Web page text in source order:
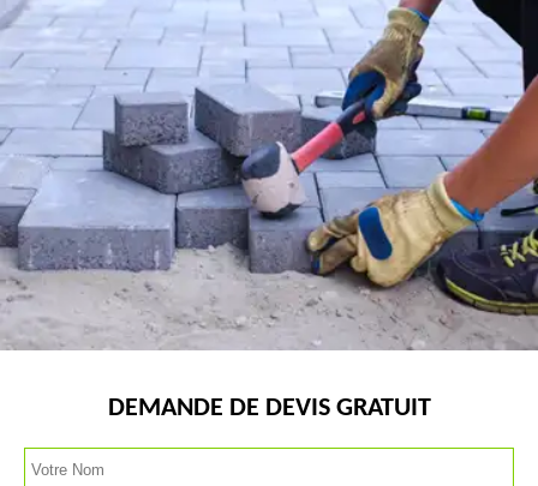
DEMANDE DE DEVIS GRATUIT